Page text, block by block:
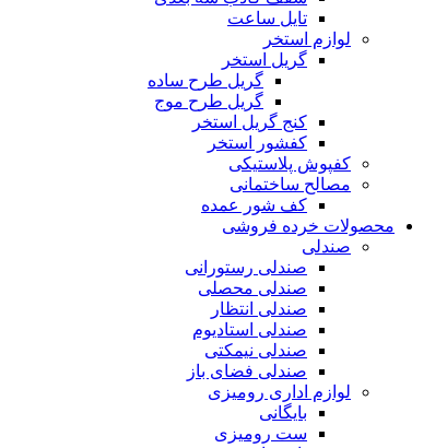
تایل ساعت
لوازم استخر
گریل استخر
گریل طرح ساده
گریل طرح موج
کنج گریل استخر
کفشور استخر
کفپوش پلاستیکی
مصالح ساختمانی
کف شور عمده
محصولات خرده فروشی
صندلی
صندلی رستورانی
صندلی محصلی
صندلی انتظار
صندلی استادیوم
صندلی نیمکتی
صندلی فضای باز
لوازم اداری رومیزی
بایگانی
ست رومیزی